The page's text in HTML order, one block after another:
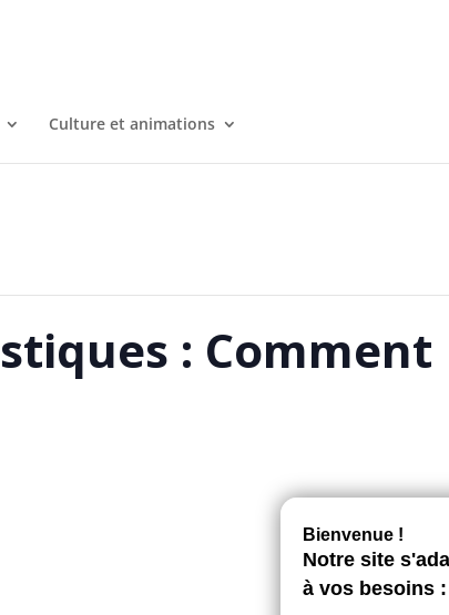
Culture et animations
: Comment